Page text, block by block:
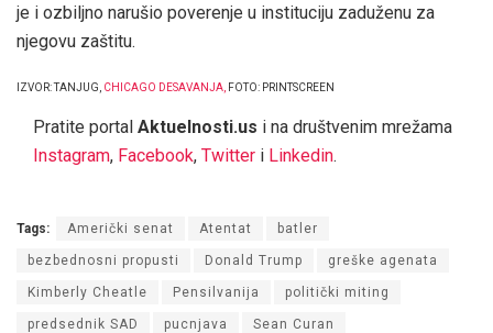
je i ozbiljno narušio poverenje u instituciju zaduženu za
njegovu zaštitu.
IZVOR: TANJUG, CHICAGO DESAVANJA FOTO: PRINTSCREEN
Pratite portal Aktuelnosti.us i na društvenim mrežama
Instagram, Facebook, Twitter i Linkedin.
Tags: Američki senat Atentat batler
bezbednosni propusti Donald Trump greške agenata
Kimberly Cheatle Pensilvanija politički miting
predsednik SAD pucnjava Sean Curan